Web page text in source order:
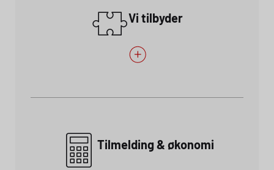
Vi tilbyder
Tilmelding & økonomi